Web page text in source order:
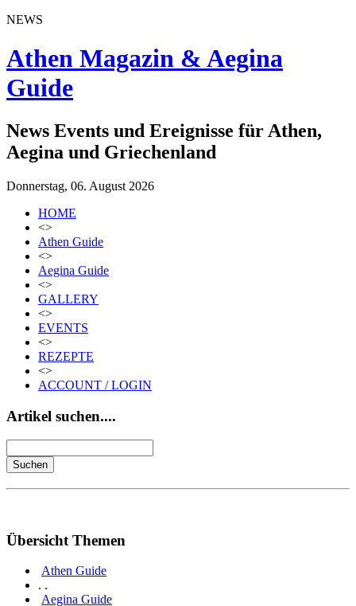
NEWS
Athen Magazin & Aegina
Guide
News Events und Ereignisse für Athen,
Aegina und Griechenland
Donnerstag, 06. August 2026
HOME
<>
Athen Guide
<>
Aegina Guide
<>
GALLERY
<>
EVENTS
<>
REZEPTE
<>
ACCOUNT / LOGIN
Artikel suchen....
Übersicht Themen
Athen Guide
. .
Aegina Guide